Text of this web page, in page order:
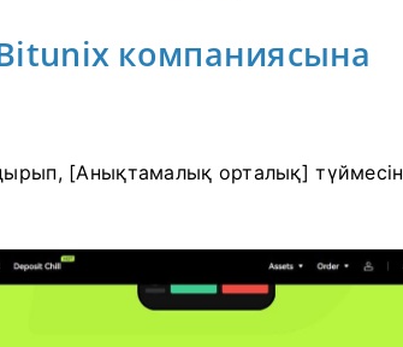
компаниясына
[Анықтамалық орталық] түймесін